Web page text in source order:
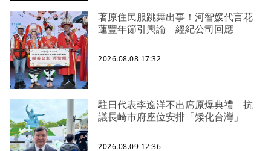
著原住民服跳舞出事！河智媛代言花
蓮豐年節引輿論 經紀公司回應
2026.08.08 17:32
駐日代表李逸洋不出席原爆典禮 抗
議長崎市府座位安排「矮化台灣」
2026.08.09 12:36